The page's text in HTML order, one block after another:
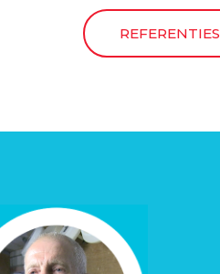
REFERENTIES